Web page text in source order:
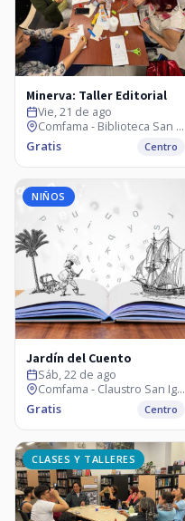
Minerva: Taller Editorial
Vie, 21 de ago
Comfama - Biblioteca San Ignacio
Gratis Centro
NIÑOS
Jardín del Cuento
Sáb, 22 de ago
Comfama - Claustro San Ignacio
Gratis Centro
CLASES Y TALLERES